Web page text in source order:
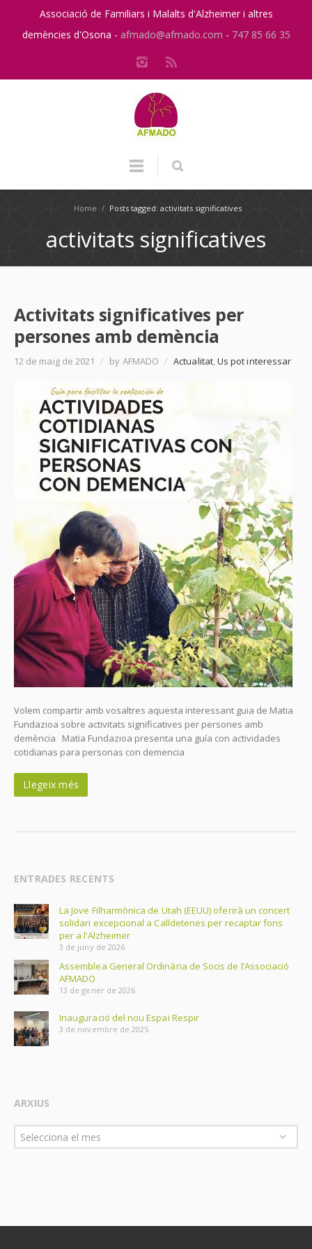
Associació de Familiars i Malalts d'Alzheimer i altres
demències d'Osona - afmado@afmado.com - 747 85 66 35
Home / Posts tagged: activitats significatives
activitats significatives
Activitats significatives per
persones amb demència
12 de maig de 2021 / by AFMADO / Actualitat,Us pot interessar
Volem compartir amb vosaltres aquesta interessant guia de Matia
Fundazioa sobre activitats significatives per persones amb
demència Matia Fundazioa presenta una guía con actividades
cotidianas para personas con demencia
Llegeix més
ENTRADES RECENTS
La Jove Filharmònica de Utah (EEUU) oferirà un concert
solidari excepcional a Calldetenes per recaptar fons
per a l’Alzheimer
3 de juny de 2026
Assemblea General Ordinària de Socis de l’Associació
AFMADO
13 de gener de 2026
Inauguració del nou Espai Respir
3 de novembre de 2025
ARXIUS
Arxius
Selecciona el mes